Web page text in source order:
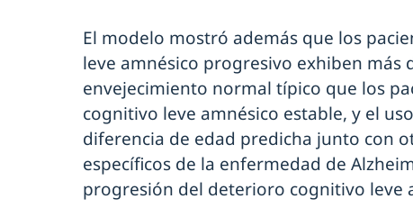
El modelo mostró además que los
leve amnésico progresivo exhiben más
envejecimiento normal típico que los
cognitivo leve amnésico estable, y el
diferencia de edad predicha junto con
específicos de la enfermedad de
progresión del deterioro cognitivo leve